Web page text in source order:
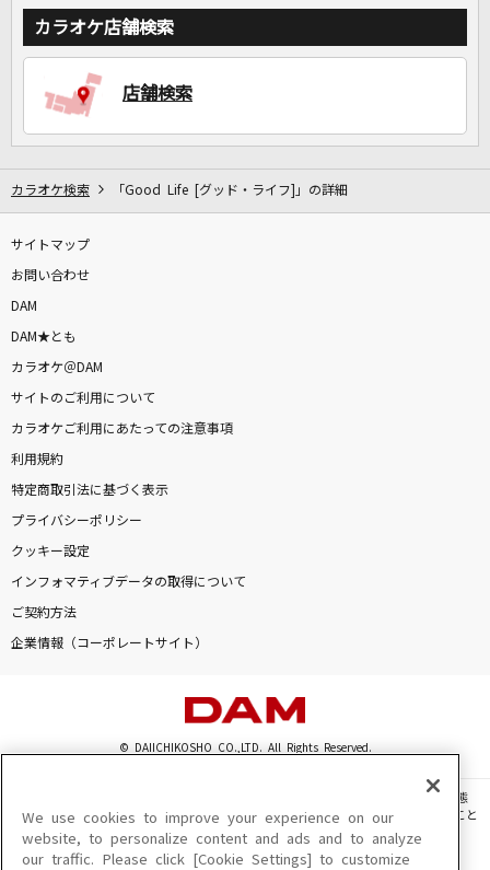
自宅でカラオケ歌い放題！
カラオケ店舗検索
店舗検索
カラオケ検索 「Good Life [グッド・ライフ]」の詳細
サイトマップ
お問い合わせ
DAM
DAM★とも
カラオケ＠DAM
サイトのご利用について
カラオケご利用にあたっての注意事項
利用規約
特定商取引法に基づく表示
プライバシーポリシー
クッキー設定
インフォマティブデータの取得について
ご契約方法
企業情報（コーポレートサイト）
© DAIICHIKOSHO CO.,LTD. All Rights Reserved.
このサイトに掲載されている一切の文章・画像・写真・動画・音声等を、手段や形態
を問わず、著作権法の定める範囲を超えて無断で複製、転載、ファイル化などすること
を禁じます。
楽曲及びコンテンツは、機種によりご利用いただけない場合があります。
We use cookies to improve your experience on our
website, to personalize content and ads and to analyze
our traffic. Please click [Cookie Settings] to customize